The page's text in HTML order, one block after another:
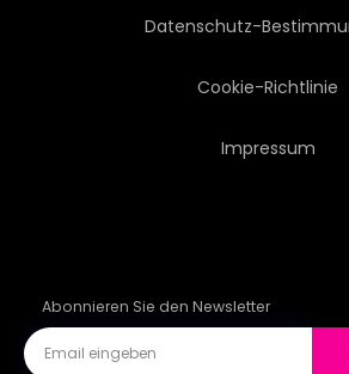
Datenschutz-
Cookie-Richtlinie
Impressum
Abonnieren Sie den Newsletter